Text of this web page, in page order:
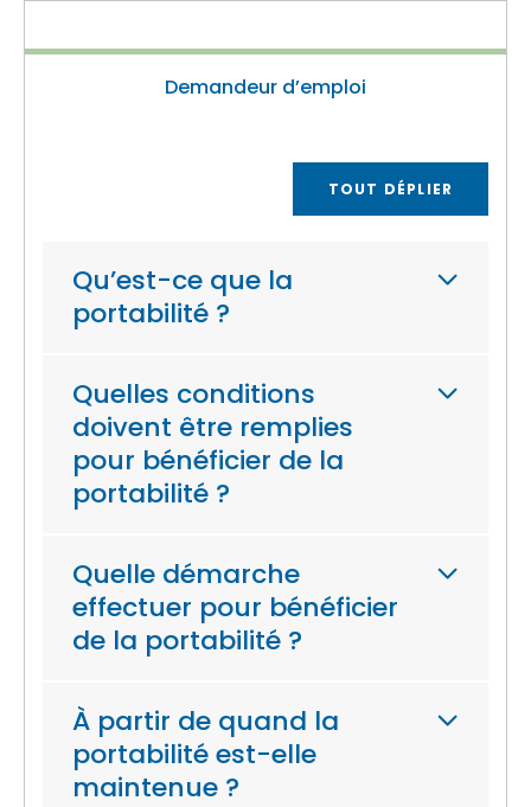
Demandeur d’emploi
TOUT DÉPLIER
Qu’est-ce que la
portabilité ?
Quelles conditions
doivent être remplies
pour bénéficier de la
portabilité ?
Quelle démarche
effectuer pour bénéficier
de la portabilité ?
À partir de quand la
portabilité est-elle
maintenue ?